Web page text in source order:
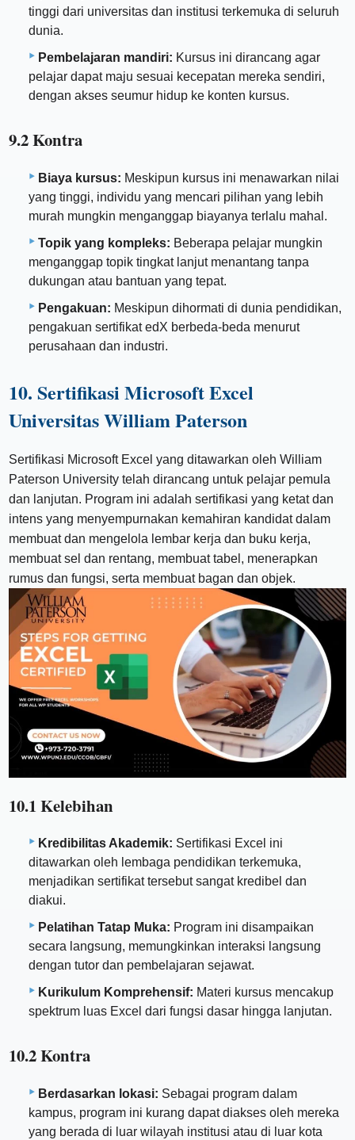
tinggi dari universitas dan institusi terkemuka di seluruh
dunia.
Pembelajaran mandiri: Kursus ini dirancang agar
pelajar dapat maju sesuai kecepatan mereka sendiri,
dengan akses seumur hidup ke konten kursus.
9.2 Kontra
Biaya kursus: Meskipun kursus ini menawarkan nilai
yang tinggi, individu yang mencari pilihan yang lebih
murah mungkin menganggap biayanya terlalu mahal.
Topik yang kompleks: Beberapa pelajar mungkin
menganggap topik tingkat lanjut menantang tanpa
dukungan atau bantuan yang tepat.
Pengakuan: Meskipun dihormati di dunia pendidikan,
pengakuan sertifikat edX berbeda-beda menurut
perusahaan dan industri.
10. Sertifikasi Microsoft Excel
Universitas William Paterson
Sertifikasi Microsoft Excel yang ditawarkan oleh William
Paterson University telah dirancang untuk pelajar pemula
dan lanjutan. Program ini adalah sertifikasi yang ketat dan
intens yang menyempurnakan kemahiran kandidat dalam
membuat dan mengelola lembar kerja dan buku kerja,
membuat sel dan rentang, membuat tabel, menerapkan
rumus dan fungsi, serta membuat bagan dan objek.
10.1 Kelebihan
Kredibilitas Akademik: Sertifikasi Excel ini
ditawarkan oleh lembaga pendidikan terkemuka,
menjadikan sertifikat tersebut sangat kredibel dan
diakui.
Pelatihan Tatap Muka: Program ini disampaikan
secara langsung, memungkinkan interaksi langsung
dengan tutor dan pembelajaran sejawat.
Kurikulum Komprehensif: Materi kursus mencakup
spektrum luas Excel dari fungsi dasar hingga lanjutan.
10.2 Kontra
Berdasarkan lokasi: Sebagai program dalam
kampus, program ini kurang dapat diakses oleh mereka
yang berada di luar wilayah institusi atau di luar kota